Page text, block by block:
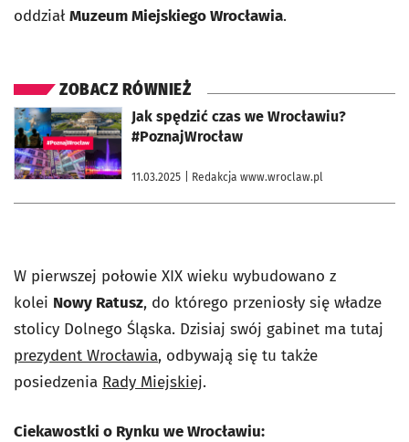
oddziałMuzeum Miejskiego Wrocławia.
ZOBACZ RÓWNIEŻ
Jak spędzić czas we Wrocławiu?
#PoznajWrocław
11.03.2025 | Redakcja www.wroclaw.pl
otworzy się w nowej karcie
W pierwszej połowie XIX wieku wybudowano z
kolei Nowy Ratusz, do którego przeniosły się władze
stolicy Dolnego Śląska. Dzisiaj swój gabinet ma tutaj
prezydent Wrocławia, odbywają się tu także
posiedzenia Rady Miejskiej.
Ciekawostki o Rynku we Wrocławiu: